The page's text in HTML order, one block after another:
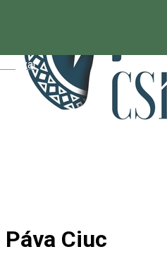
Magyar
Páva Ciuc